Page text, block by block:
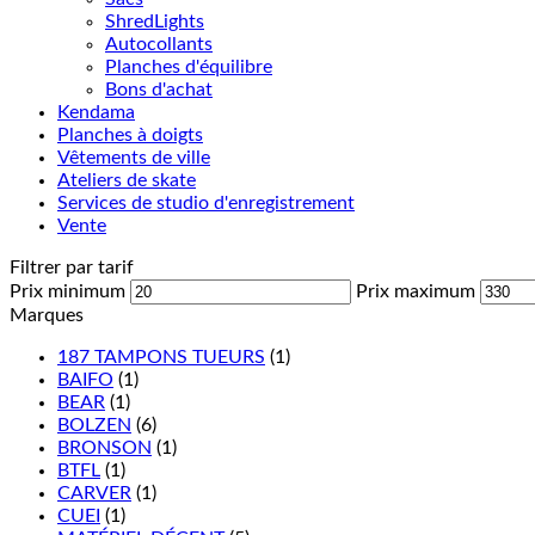
ShredLights
Autocollants
Planches d'équilibre
Bons d'achat
Kendama
Planches à doigts
Vêtements de ville
Ateliers de skate
Services de studio d'enregistrement
Vente
Filtrer par tarif
Prix minimum
Prix maximum
Marques
187 TAMPONS TUEURS (1)
BAIFO (1)
BEAR (1)
BOLZEN (6)
BRONSON (1)
BTFL (1)
CARVER (1)
CUEI (1)